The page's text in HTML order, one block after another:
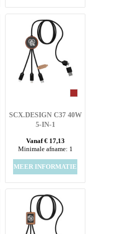
SCX.DESIGN C37 40W
5-IN-1
RPET MET
OPLICHTEND LOGO
EN RONDE HOUTEN
Vanaf € 17,13
Minimale afname: 1
MEER INFORMATIE